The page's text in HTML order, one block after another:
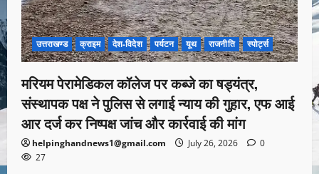
उत्तराखण्ड क्राइम देश-विदेश पर्यटन यूथ राजनीति स्पोर्ट्स
मरियम पेरामेडिकल कॉलेज पर कब्जे का षड्यंत्र,
संस्थापक पक्ष ने पुलिस से लगाई न्याय की गुहार, एफ आई
आर दर्ज कर निष्पक्ष जांच और कार्रवाई की मांग
helpinghandnews1@gmail.com July 26, 2026
0
27